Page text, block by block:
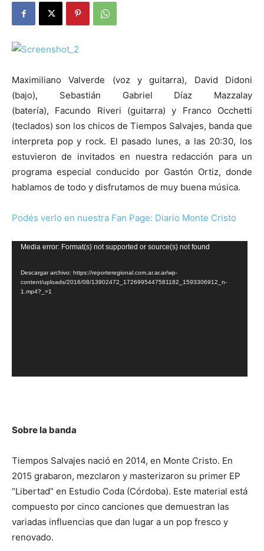
Maximiliano Valverde (voz y guitarra), David Didoni
(bajo), Sebastián Gabriel Díaz Mazzalay
(batería), Facundo Riveri (guitarra) y Franco Occhetti
(teclados) son los chicos de Tiempos Salvajes, banda que
interpreta pop y rock. El pasado lunes, a las 20:30, los
estuvieron de invitados en nuestra redacción para un
programa especial conducido por Gastón Ortiz, donde
hablamos de todo y disfrutamos de muy buena música.
Podés verlo en nuestra Fan Page: Diario Monte Cristo
Reproductor
vídeo
Media error: Format(s) not supported or source(s) not found
Descargar archivo: https://reporteregional.com.ar.ar.ar/wp-
content/uploads/2016/08/13902472_1726995447581182_1593306912_n-
1.mp4?_=1
Sobre la banda
Tiempos Salvajes nació en 2014, en Monte Cristo. En
2015 grabaron, mezclaron y masterizaron su primer EP
“Libertad” en Estudio Coda (Córdoba). Este material está
compuesto por cinco canciones que demuestran las
variadas influencias que dan lugar a un pop fresco y
renovado.